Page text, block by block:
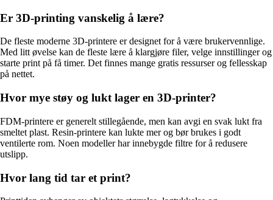
Er 3D-printing vanskelig å lære?
De fleste moderne 3D-printere er designet for å være brukervennlige.
Med litt øvelse kan de fleste lære å klargjøre filer, velge innstillinger og
starte print på få timer. Det finnes mange gratis ressurser og fellesskap
på nettet.
Hvor mye støy og lukt lager en 3D-printer?
FDM-printere er generelt stillegående, men kan avgi en svak lukt fra
smeltet plast. Resin-printere kan lukte mer og bør brukes i godt
ventilerte rom. Noen modeller har innebygde filtre for å redusere
utslipp.
Hvor lang tid tar et print?